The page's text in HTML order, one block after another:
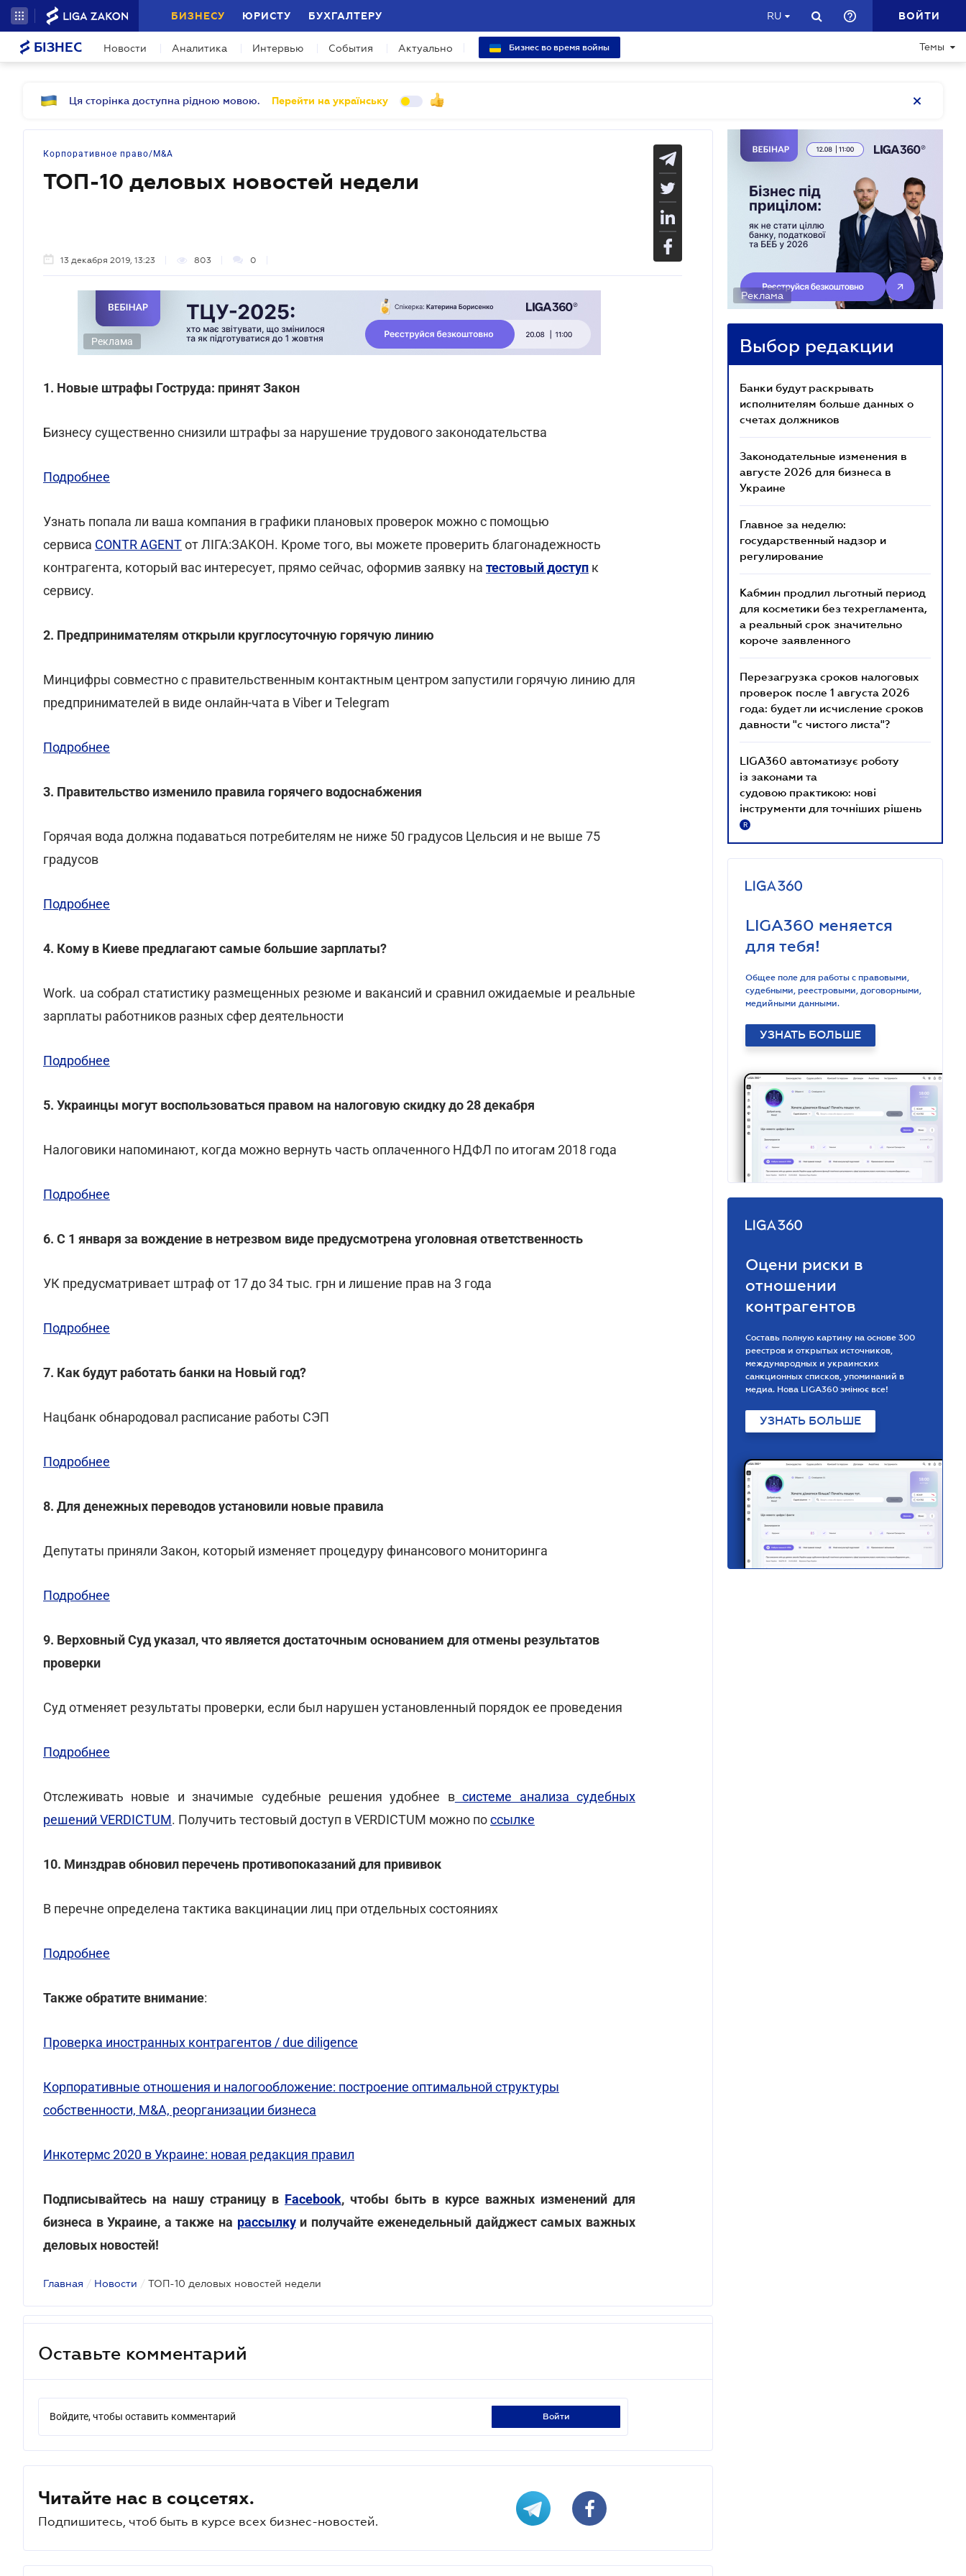
БИЗНЕСУ ЮРИСТУ БУХГАЛТЕРУ RU ВОЙТИ
БІЗНЕС Новости Аналитика Интервью События Актуально Бизнес во время войны Темы
Ця сторінка доступна рідною мовою. Перейти на українську
Корпоративное право/M&A
ТОП-10 деловых новостей недели
13 декабря 2019, 13:23 803 0
Реклама
1. Новые штрафы Гоструда: принят Закон
Бизнесу существенно снизили штрафы за нарушение трудового законодательства
Подробнее
Узнать попала ли ваша компания в графики плановых проверок можно с помощью
сервиса CONTR AGENTот ЛІГА:ЗАКОН. Кроме того, вы можете проверить благонадежность
контрагента, который вас интересует, прямо сейчас, оформив заявку на тестовый доступ к
сервису.
2. Предпринимателям открыли круглосуточную горячую линию
Минцифры совместно с правительственным контактным центром запустили горячую линию для
предпринимателей в виде онлайн-чата в Viber и Telegram
Подробнее
3. Правительство изменило правила горячего водоснабжения
Горячая вода должна подаваться потребителям не ниже 50 градусов Цельсия и не выше 75
градусов
Подробнее
4. Кому в Киеве предлагают самые большие зарплаты?
Work. ua собрал статистику размещенных резюме и вакансий и сравнил ожидаемые и реальные
зарплаты работников разных сфер деятельности
Подробнее
5. Украинцы могут воспользоваться правом на налоговую скидку до 28 декабря
Налоговики напоминают, когда можно вернуть часть оплаченного НДФЛ по итогам 2018 года
Подробнее
6. С 1 января за вождение в нетрезвом виде предусмотрена уголовная ответственность
УК предусматривает штраф от 17 до 34 тыс. грн и лишение прав на 3 года
Подробнее
7. Как будут работать банки на Новый год?
Нацбанк обнародовал расписание работы СЭП
Подробнее
8. Для денежных переводов установили новые правила
Депутаты приняли Закон, который изменяет процедуру финансового мониторинга
Подробнее
9. Верховный Суд указал, что является достаточным основанием для отмены результатов
проверки
Суд отменяет результаты проверки, если был нарушен установленный порядок ее проведения
Подробнее
Отслеживать новые и значимые судебные решения удобнее всистеме анализа судебных
решений VERDICTUM. Получить тестовый доступ в VERDICTUM можно поссылке
10. Минздрав обновил перечень противопоказаний для прививок
В перечне определена тактика вакцинации лиц при отдельных состояниях
Подробнее
Также обратите внимание:
Проверка иностранных контрагентов / due diligence
Корпоративные отношения и налогообложение: построение оптимальной структуры
собственности, M&A, реорганизации бизнеса
Инкотермс 2020 в Украине: новая редакция правил
Подписывайтесь на нашу страницу в Facebook, чтобы быть в курсе важных изменений для
бизнеса в Украине, а также на рассылкуи получайте еженедельный дайджест самых важных
деловых новостей!
Главная / Новости / ТОП-10 деловых новостей недели
Оставьте комментарий
Войдите, чтобы оставить комментарий войти
Читайте нас в соцсетях.
Подпишитесь, чтоб быть в курсе всех бизнес-новостей.
Реклама
Выбор редакции
Банки будут раскрывать
исполнителям больше данных о
счетах должников
Законодательные изменения в
августе 2026 для бизнеса в
Украине
Главное за неделю:
государственный надзор и
регулирование
Кабмин продлил льготный период
для косметики без техрегламента,
а реальный срок значительно
короче заявленного
Перезагрузка сроков налоговых
проверок после 1 августа 2026
года: будет ли исчисление сроков
давности "с чистого листа"?
LIGA360 автоматизує роботу
із законами та
судовою практикою: нові
інструменти для точніших рішень
R
LIGA360 меняется
для тебя!
Общее поле для работы с правовыми,
судебными, реестровыми, договорными,
медийными данными.
УЗНАТЬ БОЛЬШЕ
Оцени риски в
отношении
контрагентов
Составь полную картину на основе 300
реестров и открытых источников,
международных и украинских
санкционных списков, упоминаний в
медиа. Нова LIGA360 змінює все!
УЗНАТЬ БОЛЬШЕ